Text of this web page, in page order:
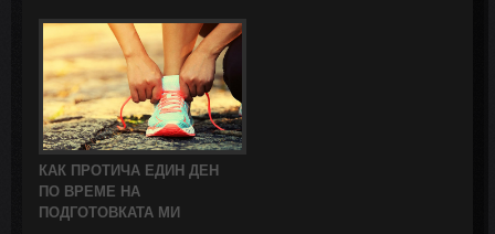
КАК ПРОТИЧА ЕДИН ДЕН
ПО ВРЕМЕ НА
ПОДГОТОВКАТА МИ